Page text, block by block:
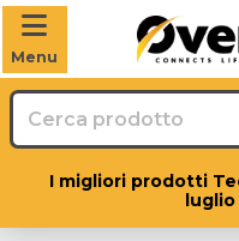
Menu
I migliori prodotti